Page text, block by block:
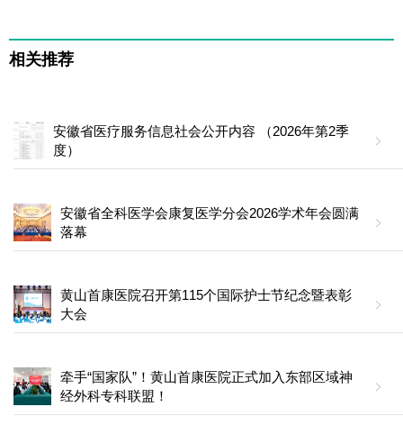
相关推荐
安徽省医疗服务信息社会公开内容 （2026年第2季
度）
安徽省全科医学会康复医学分会2026学术年会圆满
落幕
黄山首康医院召开第115个国际护士节纪念暨表彰
大会
牵手“国家队”！黄山首康医院正式加入东部区域神
经外科专科联盟！